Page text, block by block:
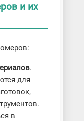
и их
.
для
в